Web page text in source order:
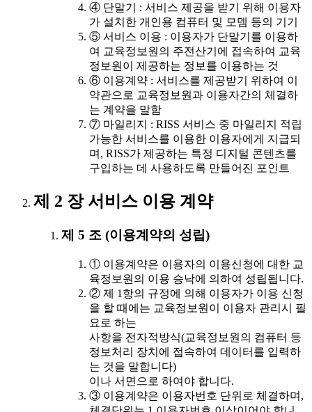
④ 단말기 : 서비스 제공을 받기 위해 이용자
가 설치한 개인용 컴퓨터 및 모뎀 등의 기기
⑤ 서비스 이용 : 이용자가 단말기를 이용하
여 교육정보원의 주전산기에 접속하여 교육
정보원이 제공하는 정보를 이용하는 것
⑥ 이용계약 : 서비스를 제공받기 위하여 이
약관으로 교육정보원과 이용자간의 체결하
는 계약을 말함
⑦ 마일리지 : RISS 서비스 중 마일리지 적립
가능한 서비스를 이용한 이용자에게 지급되
며, RISS가 제공하는 특정 디지털 콘텐츠를
구입하는 데 사용하도록 만들어진 포인트
제 2 장 서비스 이용 계약
제 5 조 (이용계약의 성립)
① 이용계약은 이용자의 이용신청에 대한 교
육정보원의 이용 승낙에 의하여 성립됩니다.
② 제 1항의 규정에 의해 이용자가 이용 신청
을 할 때에는 교육정보원이 이용자 관리시 필
요로 하는
사항을 전자적방식(교육정보원의 컴퓨터 등
정보처리 장치에 접속하여 데이터를 입력하
는 것을 말합니다)
이나 서면으로 하여야 합니다.
③ 이용계약은 이용자번호 단위로 체결하며,